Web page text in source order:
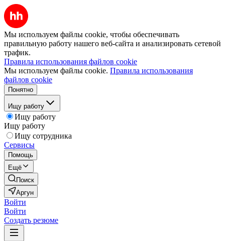
Мы используем файлы cookie, чтобы обеспечивать
правильную работу нашего веб-сайта и анализировать сетевой
трафик.
Правила использования файлов cookie
Мы используем файлы cookie. Правила использования
файлов cookie
Понятно
Ищу работу
Ищу работу
Ищу работу
Ищу сотрудника
Сервисы
Помощь
Ещё
Поиск
Аргун
Войти
Войти
Создать резюме